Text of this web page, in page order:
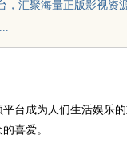
，汇聚海量正版影视
台成为人们生活娱乐
喜爱。
命者